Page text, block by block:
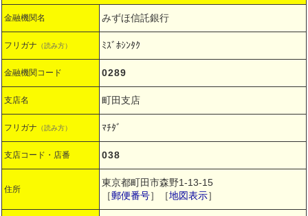
金融機関名 みずほ信託銀行
フリガナ （読み方） ﾐｽﾞﾎｼﾝﾀｸ
金融機関コード 0289
支店名 町田支店
フリガナ （読み方） ﾏﾁﾀﾞ
支店コード・店番 038
住所
東京都町田市森野1-13-15
［郵便番号］［地図表示］